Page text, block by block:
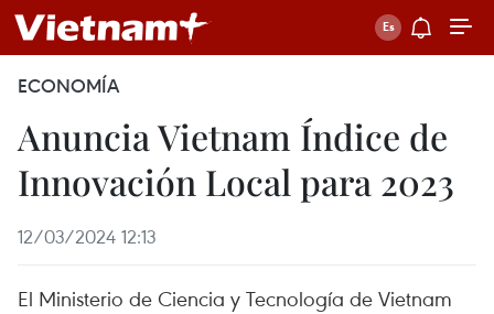
ECONOMÍA
Anuncia Vietnam Índice de
Innovación Local para 2023
12/03/2024 12:13
El Ministerio de Ciencia y Tecnología de Vietnam